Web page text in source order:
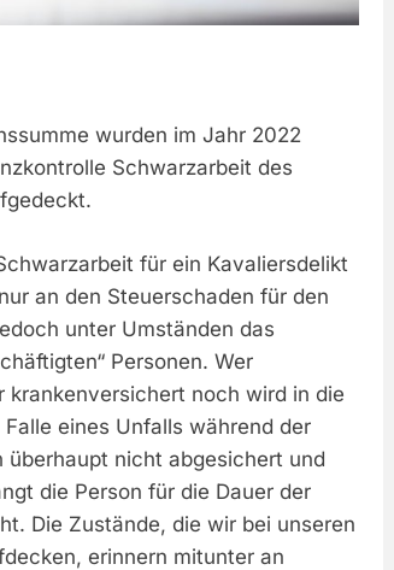
wurden im Jahr 2022
Schwarzarbeit des
für ein Kavaliersdelikt
an den Steuerschaden für den
unter Umständen das
Personen. Wer
krankenversichert noch wird in die
eines Unfalls während der
überhaupt nicht abgesichert und
die Person für die Dauer der
Die Zustände, die wir bei unseren
erinnern mitunter an